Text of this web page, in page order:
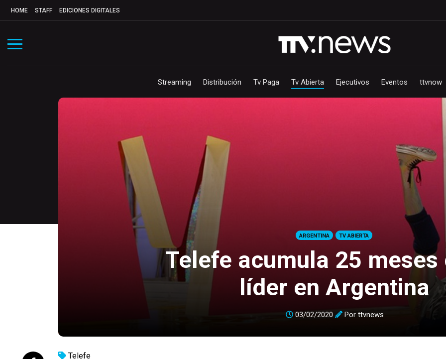
HOME STAFF EDICIONES DIGITALES
Streaming Distribución Tv Paga Tv Abierta Ejecutivos Eventos ttvnow
ARGENTINA TV ABIERTA
Telefe acumula 25 meses
líder en Argentina
03/02/2020 Por ttvnews
Telefe